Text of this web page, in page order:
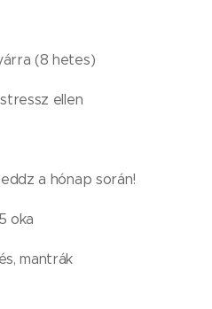
(8 hetes)
ellen
a hónap során!
oka
mantrák